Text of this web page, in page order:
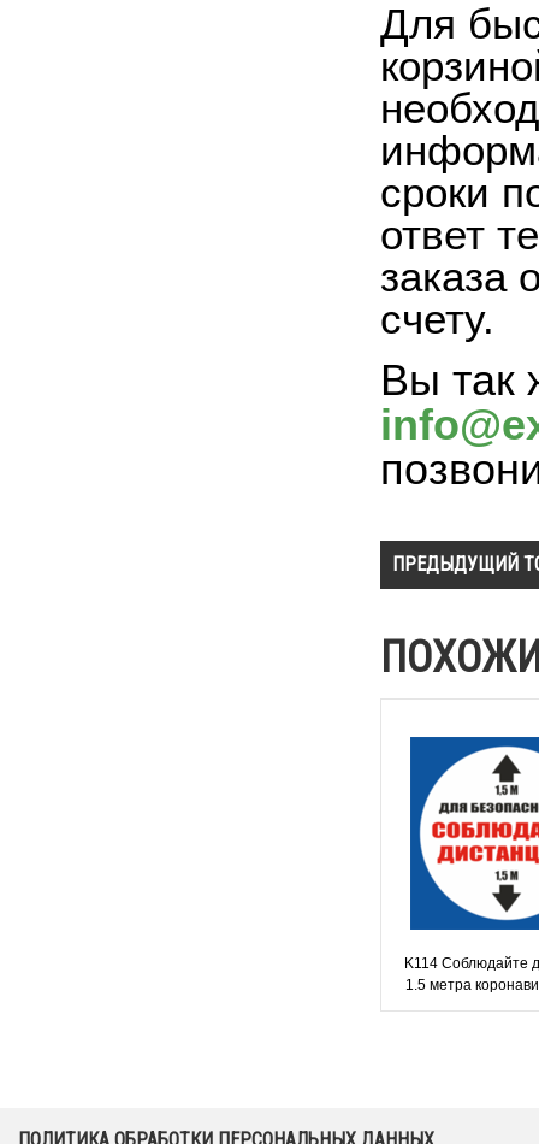
Для
сроки
ответ
заказа
счету.
Вы так
ПРЕДЫДУЩИЙ
K114 Соблюдайте
1.5 метра
наклейка